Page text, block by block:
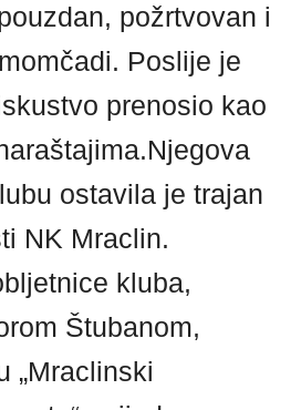
požrtvovan i
Poslije je
prenosio kao
ostavila je trajan
NK Mraclin.
kluba,
Štubanom,
„Mraclinski